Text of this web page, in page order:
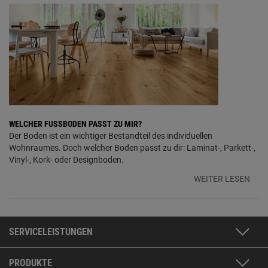
WELCHER FUSSBODEN PASST ZU MIR?
Der Boden ist ein wichtiger Bestandteil des individuellen
Wohnraumes. Doch welcher Boden passt zu dir: Laminat-, Parkett-,
Vinyl-, Kork- oder Designboden.
WEITER LESEN
SERVICELEISTUNGEN
PRODUKTE